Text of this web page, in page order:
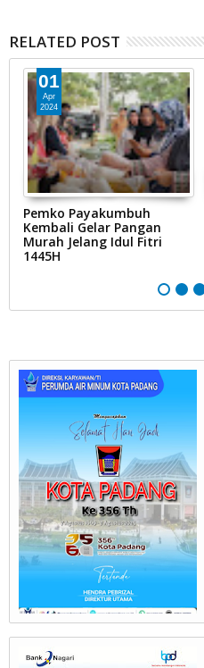
RELATED POST
01
Apr
2024
Pemko Payakumbuh
Kembali Gelar Pangan
Murah Jelang Idul Fitri
1445H